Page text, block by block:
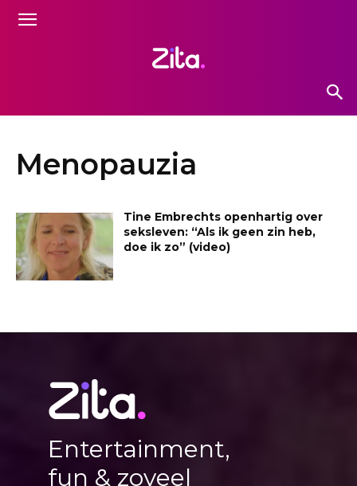
Menopauzia
Tine Embrechts openhartig over
seksleven: “Als ik geen zin heb,
doe ik zo” (video)
Entertainment,
fun & zoveel